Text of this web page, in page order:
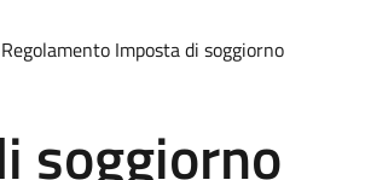
Regolamento Imposta di soggiorno
soggiorno